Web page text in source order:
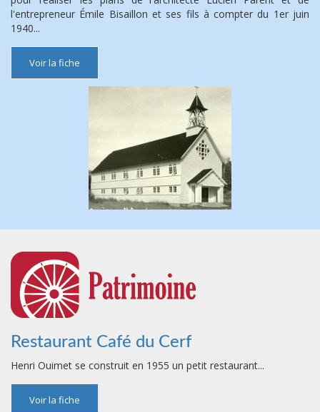
l'entrepreneur Émile Bisaillon et ses fils à compter du 1er juin
1940...
Voir la fiche
Restaurant Café du Cerf
Henri Ouimet se construit en 1955 un petit restaurant...
Voir la fiche